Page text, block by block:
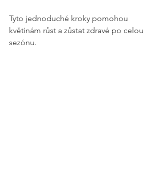
Tyto jednoduché kroky pomohou
květinám růst a zůstat zdravé po celou
sezónu.